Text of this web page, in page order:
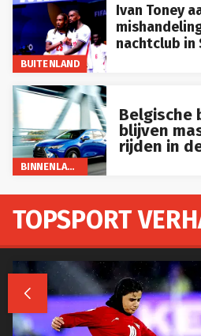
BUITENLAND
Ivan Toney
nachtclub in
BINNENLAND
Belgische
blijven
rijden in
TOPSPORT
